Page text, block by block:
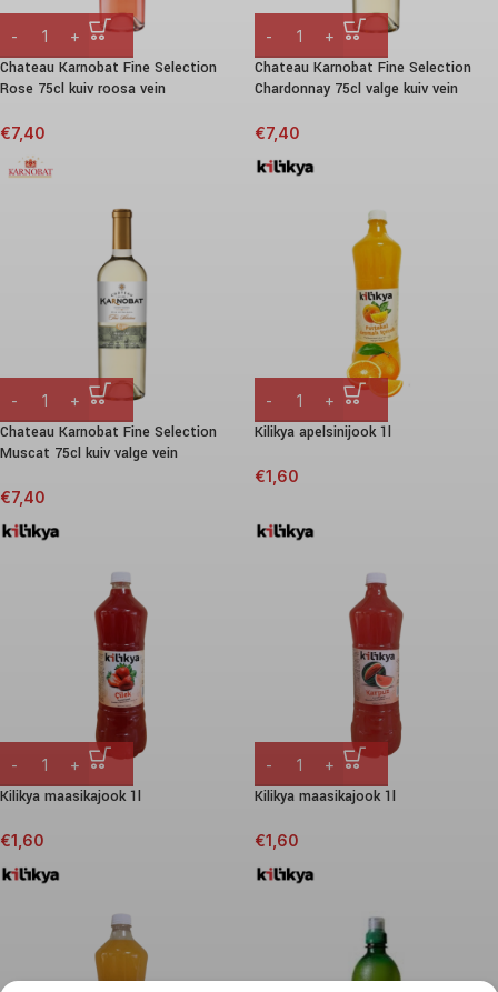
Chateau Karnobat Fine Selection
Rose 75cl kuiv roosa vein
€7,40
Chateau Karnobat Fine Selection
Chardonnay 75cl valge kuiv vein
€7,40
Chateau Karnobat Fine Selection
Muscat 75cl kuiv valge vein
€7,40
Kilikya apelsinijook 1l
€1,60
Kilikya maasikajook 1l
€1,60
Kilikya maasikajook 1l
€1,60